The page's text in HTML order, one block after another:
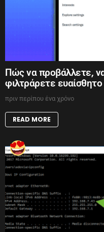
Πώς να προβάλλετε,
φιλτράρετε
πριν περίπου ένα χρόνο
READ MORE